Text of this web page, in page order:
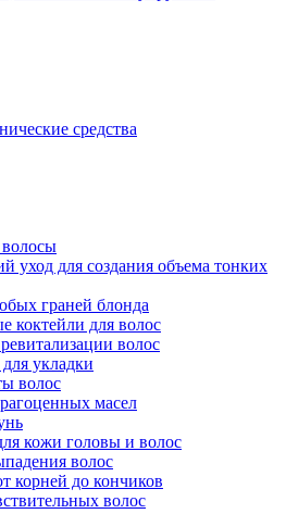
средства
уход для создания объема тонких
граней блонда
коктейли для волос
волос
укладки
волос
масел
кожи головы и волос
волос
корней до кончиков
волос